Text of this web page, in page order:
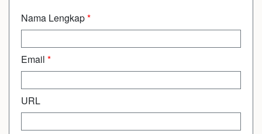
Nama Lengkap*
Email *
URL